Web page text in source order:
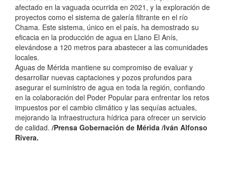
afectado en la vaguada ocurrida en 2021, y la exploración de
proyectos como el sistema de galería filtrante en el río
Chama. Este sistema, único en el país, ha demostrado su
eficacia en la producción de agua en Llano El Anís,
elevándose a 120 metros para abastecer a las comunidades
locales.
Aguas de Mérida mantiene su compromiso de evaluar y
desarrollar nuevas captaciones y pozos profundos para
asegurar el suministro de agua en toda la región, confiando
en la colaboración del Poder Popular para enfrentar los retos
impuestos por el cambio climático y las sequías actuales,
mejorando la infraestructura hídrica para ofrecer un servicio
de calidad. /Prensa Gobernación de Mérida /Iván Alfonso
Rivera.